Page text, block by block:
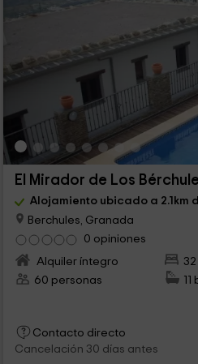
El Mirador de Los
Alojamiento ubicado a 2.1km
Berchules, Granada
0 opiniones
Alquiler íntegro
60 personas
11
Contacto directo
Cancelación 30 días antes